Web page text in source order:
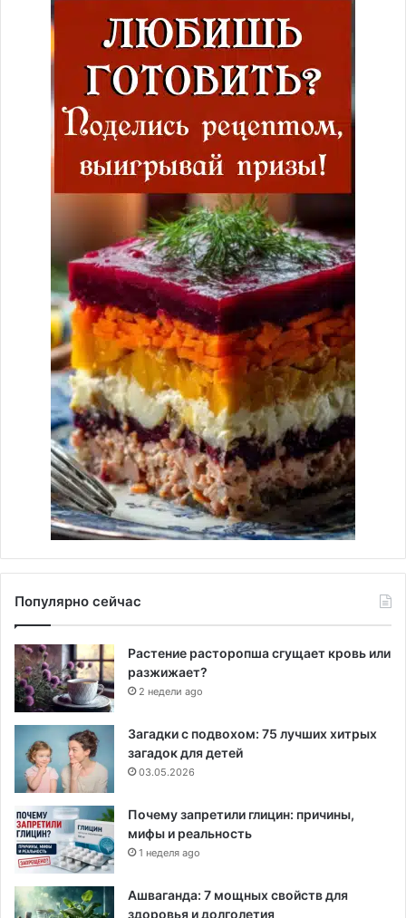
Популярно сейчас
Растение расторопша сгущает кровь или
разжижает?
2 недели ago
Загадки с подвохом: 75 лучших хитрых
загадок для детей
03.05.2026
Почему запретили глицин: причины,
мифы и реальность
1 неделя ago
Ашваганда: 7 мощных свойств для
здоровья и долголетия